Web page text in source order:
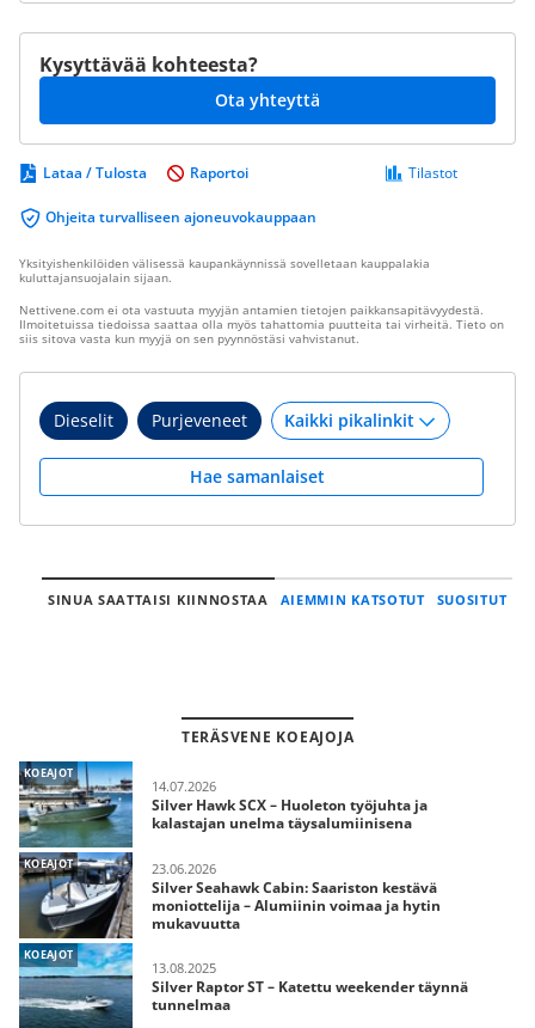
Kysyttävää kohteesta?
Ota yhteyttä
Lataa / Tulosta
Ohjeita turvalliseen ajoneuvokauppaan
Tilastot
Raportoi
Yksityishenkilöiden välisessä kaupankäynnissä sovelletaan kauppalakia
kuluttajansuojalain sijaan.
Nettivene.com ei ota vastuuta myyjän antamien tietojen paikkansapitävyydestä.
Ilmoitetuissa tiedoissa saattaa olla myös tahattomia puutteita tai virheitä. Tieto on
siis sitova vasta kun myyjä on sen pyynnöstäsi vahvistanut.
Dieselit Purjeveneet
Hae samanlaiset
SINUA SAATTAISI KIINNOSTAA AIEMMIN KATSOTUT SUOSITUT
TERÄSVENE KOEAJOJA
KOEAJOT
14.07.2026
Silver Hawk SCX – Huoleton työjuhta ja
kalastajan unelma täysalumiinisena
KOEAJOT 23.06.2026
Silver Seahawk Cabin: Saariston kestävä
moniottelija – Alumiinin voimaa ja hytin
mukavuutta
KOEAJOT
13.08.2025
Silver Raptor ST – Katettu weekender täynnä
tunnelmaa